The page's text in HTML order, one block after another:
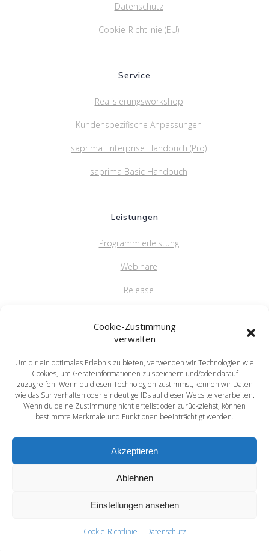
Cookie-Zustimmung
verwalten
Um dir ein optimales Erlebnis zu bieten, verwenden wir Technologien wie
Cookies, um Geräteinformationen zu speichern und/oder darauf
zuzugreifen. Wenn du diesen Technologien zustimmst, können wir Daten
wie das Surfverhalten oder eindeutige IDs auf dieser Website verarbeiten.
Wenn du deine Zustimmung nicht erteilst oder zurückziehst, können
bestimmte Merkmale und Funktionen beeinträchtigt werden.
Akzeptieren
Ablehnen
Einstellungen ansehen
Cookie-Richtlinie Datenschutz
Datenschutz
Cookie-Richtlinie (EU)
Service
Realisierungsworkshop
Kundenspezifische Anpassungen
saprima Enterprise Handbuch (Pro)
saprima Basic Handbuch
Leistungen
Programmierleistung
Webinare
Release
saprima GmbH
Salvatorstr. 5
84051 Essenbach
Tel: +49 871 / 20216622
© 2026 saprima® - Compose your Success